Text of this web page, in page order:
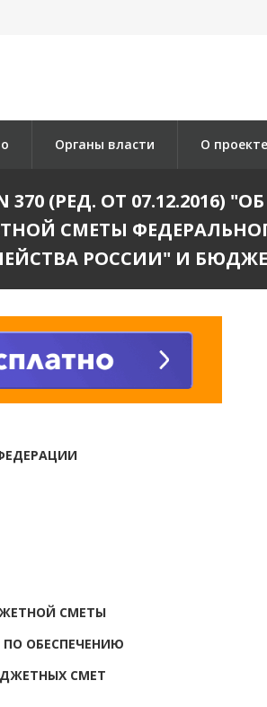
Органы власти О проекте
(РЕД. ОТ 07.12.2016)
СМЕТЫ
РОССИИ" И
СМЕТЫ
ОБЕСПЕЧЕНИЮ
СМЕТ